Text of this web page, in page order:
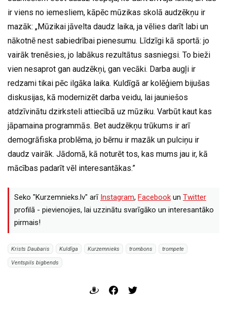
ir viens no iemesliem, kāpēc mūzikas skolā audzēkņu ir
mazāk: „Mūzikai jāvelta daudz laika, ja vēlies darīt labi un
nākotnē nest sabiedrībai pienesumu. Līdzīgi kā sportā: jo
vairāk trenēsies, jo labākus rezultātus sasniegsi. To bieži
vien nesaprot gan audzēkņi, gan vecāki. Darba augļi ir
redzami tikai pēc ilgāka laika. Kuldīgā ar kolēģiem bijušas
diskusijas, kā modernizēt darba veidu, lai jauniešos
atdzīvinātu dzirksteli attiecībā uz mūziku. Varbūt kaut kas
jāpamaina programmās. Bet audzēkņu trūkums ir arī
demogrāfiska problēma, jo bērnu ir mazāk un pulciņu ir
daudz vairāk. Jādomā, kā noturēt tos, kas mums jau ir, kā
mācības padarīt vēl interesantākas.”
Seko "Kurzemnieks.lv" arī Instagram, Facebook un Twitter
profilā - pievienojies, lai uzzinātu svarīgāko un interesantāko
pirmais!
Krists Daubaris Kuldīga Kurzemnieks trombons trompete
Ventspils bigbends